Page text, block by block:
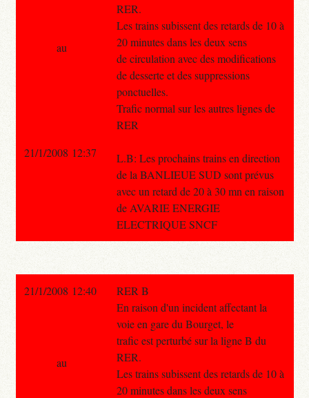
RER.
Les trains subissent des retards de 10 à
20 minutes dans les deux sens
de circulation avec des modifications
de desserte et des suppressions
ponctuelles.
Trafic normal sur les autres lignes de
RER
L.B: Les prochains trains en direction
de la BANLIEUE SUD sont prévus
avec un retard de 20 à 30 mn en raison
de AVARIE ENERGIE
ELECTRIQUE SNCF
au
21/1/2008 12:37
21/1/2008 12:40
RER B
En raison d'un incident affectant la
voie en gare du Bourget, le
trafic est perturbé sur la ligne B du
RER.
Les trains subissent des retards de 10 à
20 minutes dans les deux sens
au